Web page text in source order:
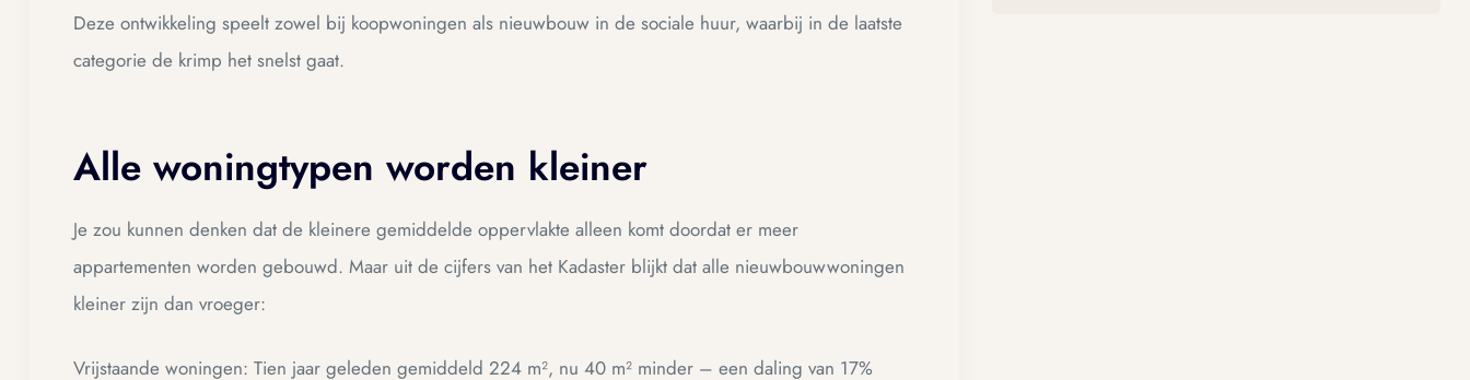
Deze ontwikkeling speelt zowel bij koopwoningen als nieuwbouw in de sociale huur, waarbij in de laatste
categorie de krimp het snelst gaat.
Alle woningtypen worden kleiner
Je zou kunnen denken dat de kleinere gemiddelde oppervlakte alleen komt doordat er meer
appartementen worden gebouwd. Maar uit de cijfers van het Kadaster blijkt dat alle nieuwbouwwoningen
kleiner zijn dan vroeger:
Vrijstaande woningen: Tien jaar geleden gemiddeld 224 m², nu 40 m² minder – een daling van 17%